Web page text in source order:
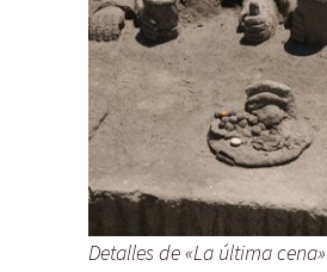
Detalles de «La última cena»